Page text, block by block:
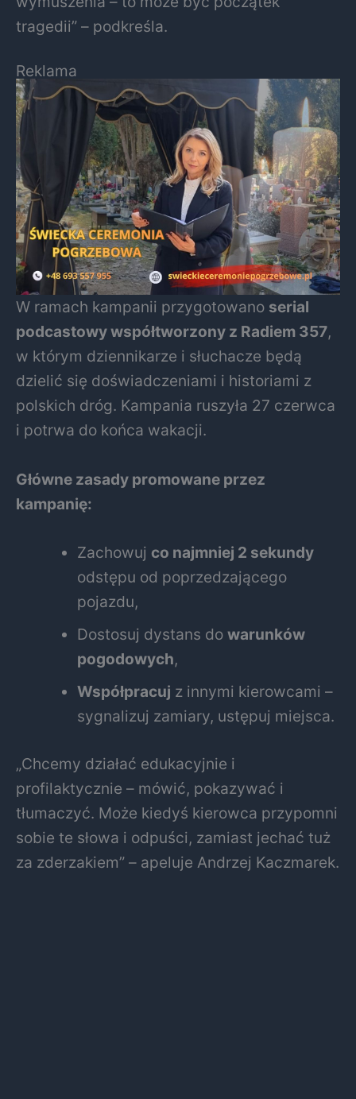
tragedii” – podkreśla.
Reklama
W ramach kampanii przygotowano serial
podcastowy współtworzony z Radiem 357,
w którym dziennikarze i słuchacze będą
dzielić się doświadczeniami i historiami z
polskich dróg. Kampania ruszyła 27 czerwca
i potrwa do końca wakacji.
Główne zasady promowane przez
kampanię:
Zachowuj co najmniej 2 sekundy
odstępu od poprzedzającego
pojazdu,
Dostosuj dystans dowarunków
pogodowych,
Współpracuj z innymi kierowcami –
sygnalizuj zamiary, ustępuj miejsca.
„Chcemy działać edukacyjnie i
profilaktycznie – mówić, pokazywać i
tłumaczyć. Może kiedyś kierowca przypomni
sobie te słowa i odpuści, zamiast jechać tuż
za zderzakiem” – apeluje Andrzej Kaczmarek.